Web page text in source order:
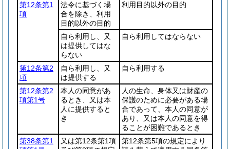
第12条第1
項
法令に基づく場
合を除き、利用
目的以外の目的
利用目的以外の目的
自ら利用し、又
は提供してはな
らない
自ら利用してはならない
第12条第2
項
自ら利用し、又
は提供する
自ら利用する
第12条第2
項第1号
本人の同意があ
るとき、又は本
人に提供すると
き
人の生命、身体又は財産の
保護のために必要がある場
合であって、本人の同意が
あり、又は本人の同意を得
ることが困難であるとき
第38条第1
又は第12条第1項
第12条第5項の規定により